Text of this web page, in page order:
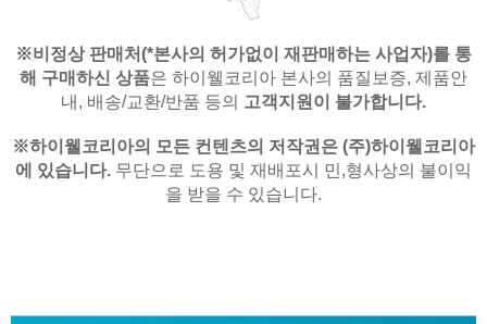
※비정상 판매처(*본사의 허가없이 재판매하는 사업자)를 통
해 구매하신 상품은 하이웰코리아 본사의 품질보증, 제품안
내, 배송/교환/반품 등의 고객지원이 불가합니다.
※하이웰코리아의 모든 컨텐츠의 저작권은 (주)하이웰코리아
에 있습니다. 무단으로 도용 및 재배포시 민,형사상의 불이익
을 받을 수 있습니다.